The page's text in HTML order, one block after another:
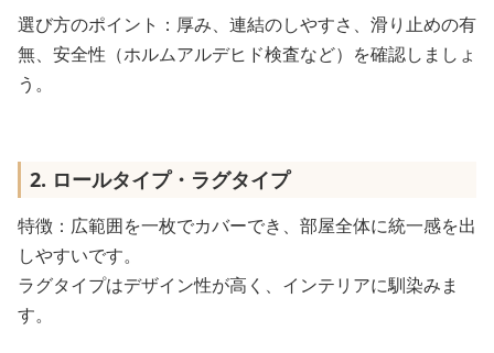
選び方のポイント：厚み、連結のしやすさ、滑り止めの有
無、安全性（ホルムアルデヒド検査など）を確認しましょ
う。
2. ロールタイプ・ラグタイプ
特徴：広範囲を一枚でカバーでき、部屋全体に統一感を出
しやすいです。
ラグタイプはデザイン性が高く、インテリアに馴染みま
す。